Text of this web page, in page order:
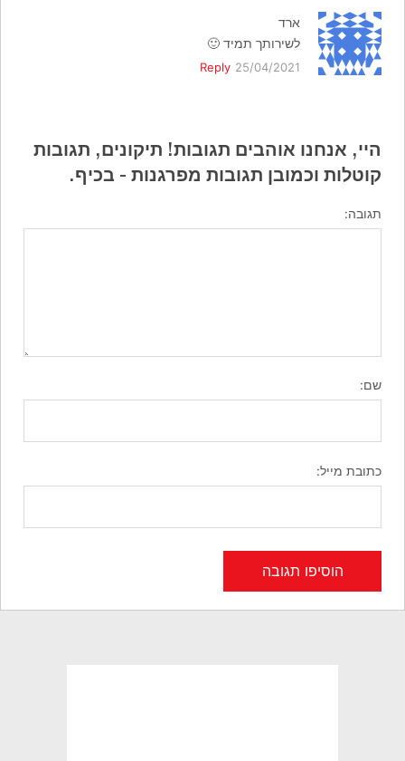
ארד
לשירותך תמיד 🙂
25/04/2021
Reply
היי, אנחנו אוהבים תגובות! תיקונים, תגובות
קוטלות וכמובן תגובות מפרגנות - בכיף.
תגובה:
שם:
כתובת מייל: